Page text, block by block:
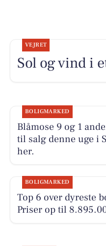
VEJRET
Sol og vind i
BOLIGMARKED
Blåmose 9 og 1
til salg denne uge i
her.
BOLIGMARKED
Top 6 over dyreste
Priser op til